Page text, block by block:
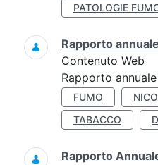
PATOLOGIE
Rapporto
Contenuto Web
Rapporto
FUMO
TABACCO
Rapporto